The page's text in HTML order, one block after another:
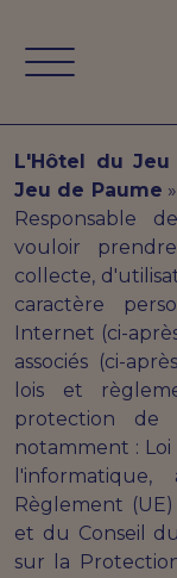
Aller au
L'Hôtel du Jeu
Jeu de Paume
Responsable
vouloir
collecte,
caractère
Internet (ci-
associés (ci-
lois et
protection de
notamment : Loi
Règlement
et du Conseil
sur la